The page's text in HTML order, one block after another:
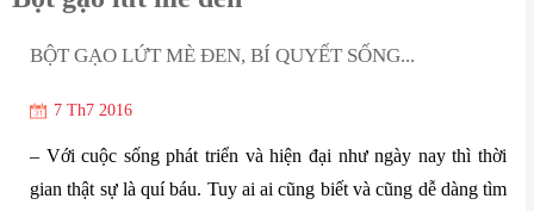
BỘT GẠO LỨT MÈ ĐEN, BÍ QUYẾT SỐNG...
7 Th7 2016
– Với cuộc sống phát triển và hiện đại như ngày nay thì thời
gian thật sự là quí báu. Tuy ai ai cũng biết và cũng dễ dàng tìm